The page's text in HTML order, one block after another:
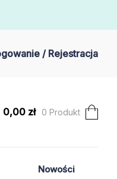
/ Rejestracja
0,00 zł 0 Produkt
Nowości